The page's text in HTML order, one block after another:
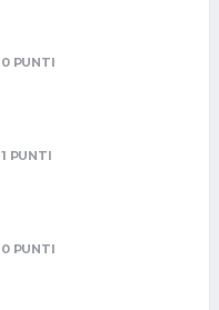
0 PUNTI
1 PUNTI
0 PUNTI